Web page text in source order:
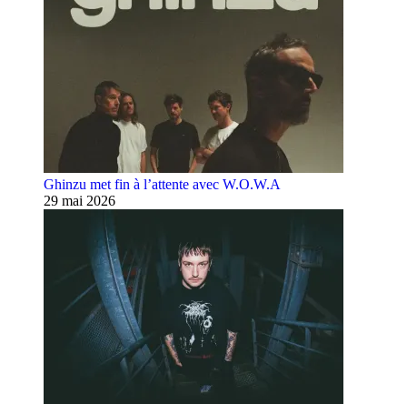
Ghinzu met fin à l’attente avec W.O.W.A
29 mai 2026